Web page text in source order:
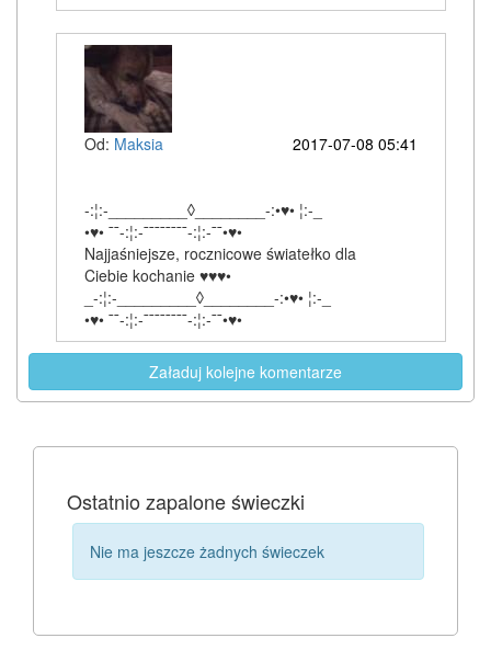
Od: Maksia 2017-07-08 05:41
-:¦:-_________◊________-:•♥• ¦:-_
•♥• ¯¯-:¦:-¯¯¯¯¯¯¯¯-:¦:-¯¯•♥•
Najjaśniejsze, rocznicowe światełko dla
Ciebie kochanie ♥♥♥•
_-:¦:-_________◊________-:•♥• ¦:-_
•♥• ¯¯-:¦:-¯¯¯¯¯¯¯¯-:¦:-¯¯•♥•
Załaduj kolejne komentarze
Ostatnio zapalone świeczki
Nie ma jeszcze żadnych świeczek